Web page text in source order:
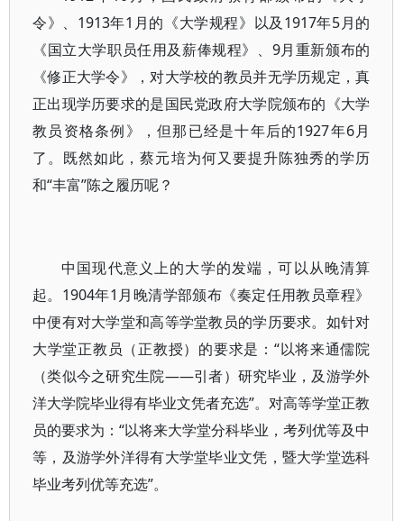
令》、1913年1月的《大学规程》以及1917年5月的
《国立大学职员任用及薪俸规程》、9月重新颁布的
《修正大学令》，对大学校的教员并无学历规定，真
正出现学历要求的是国民党政府大学院颁布的《大学
教员资格条例》，但那已经是十年后的1927年6月
了。既然如此，蔡元培为何又要提升陈独秀的学历
和“丰富”陈之履历呢？
中国现代意义上的大学的发端，可以从晚清算
起。1904年1月晚清学部颁布《奏定任用教员章程》
中便有对大学堂和高等学堂教员的学历要求。如针对
大学堂正教员（正教授）的要求是：“以将来通儒院
（类似今之研究生院——引者）研究毕业，及游学外
洋大学院毕业得有毕业文凭者充选”。对高等学堂正教
员的要求为：“以将来大学堂分科毕业，考列优等及中
等，及游学外洋得有大学堂毕业文凭，暨大学堂选科
毕业考列优等充选”。